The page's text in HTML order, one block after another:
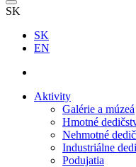
SK
SK
EN
Aktivity
Galérie a múzeá
Hmotné
Nehmotné
Industriálne
Podujatia